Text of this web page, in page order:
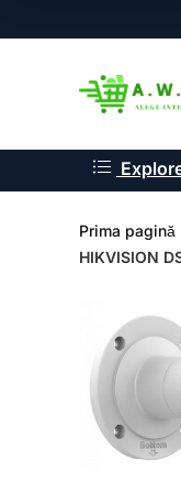
Prima pagină
HIKVISION
- 33%